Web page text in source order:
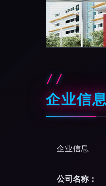
企业信息
企业信息
公司名称：